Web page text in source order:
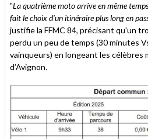
"La quatrième moto arrive en même
fait le choix d’un itinéraire plus long en
justifie la FFMC 84, précisant qu'un
perdu un peu de temps (30 minutes
vainqueurs) en longeant les célèbres
d’Avignon.